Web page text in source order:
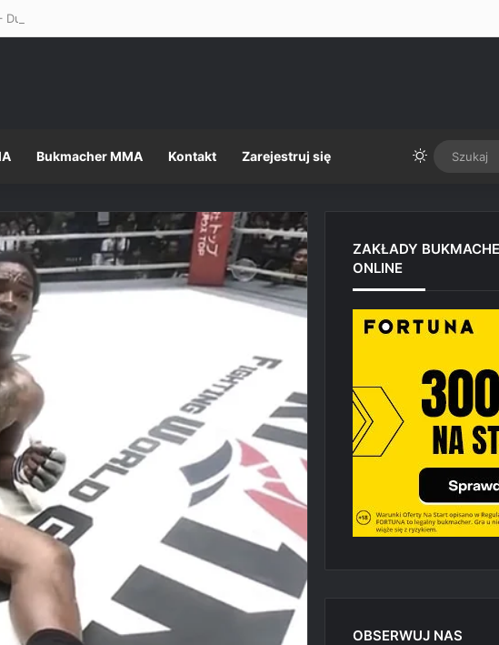
Dustin Poirier stanął w obronie Mateusza Gamrota w studio Paramount przed UFC
Bukmacher MMA Kontakt Zarejestruj się Switch skin
ZAKŁADY
ONLINE
OBSERWUJ NAS